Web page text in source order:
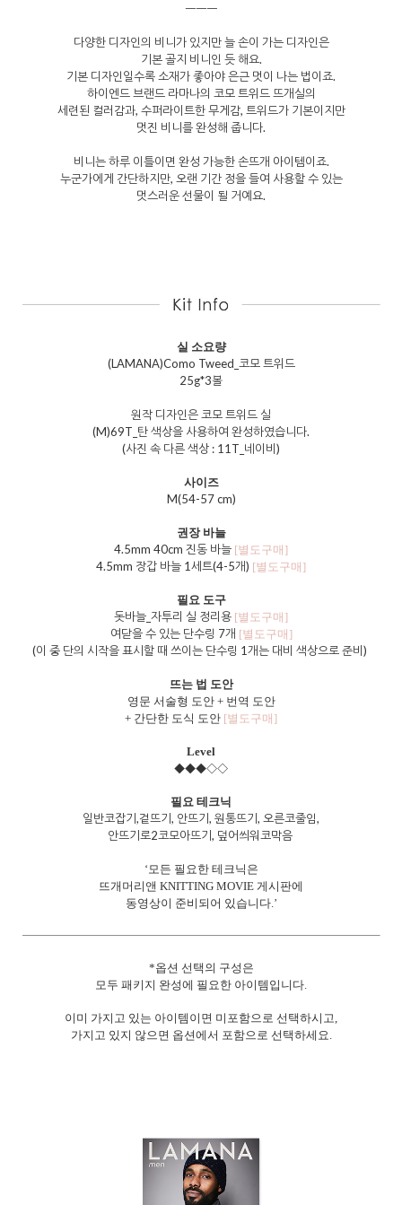
ㅡㅡㅡ
다양한 디자인의 비니가 있지만 늘 손이 가는 디자인은
기본 골지 비니인 듯 해요.
기본 디자인일수록 소재가 좋아야 은근 멋이 나는 법이죠.
하이엔드 브랜드 라마나의 코모 트위드 뜨개실의
세련된 컬러감과, 수퍼라이트한 무게감, 트위드가 기본이지만
멋진 비니를 완성해 줍니다.
비니는 하루 이틀이면 완성 가능한 손뜨개 아이템이죠.
누군가에게 간단하지만, 오랜 기간 정을 들여 사용할 수 있는
멋스러운 선물이 될 거예요.
실 소요량
(LAMANA)Como Tweed_코모 트위드
25g*3볼
원작 디자인은 코모 트위드 실
(M)69T_탄 색상을 사용하여 완성하였습니다.
(사진 속 다른 색상 : 11T_네이비)
사이즈
M(54-57 cm)
권장 바늘
4.5mm 40cm 진동 바늘 [별도구매]
4.5mm 장갑 바늘 1세트(4-5개) [별도구매]
필요 도구
돗바늘_자투리 실 정리용 [별도구매]
여닫을 수 있는 단수링 7개 [별도구매]
(이 중 단의 시작을 표시할 때 쓰이는 단수링 1개는 대비 색상으로 준비)
뜨는 법 도안
영문 서술형 도안 + 번역 도안
+ 간단한 도식 도안 [별도구매]
Level
◆◆◆◇◇
필요 테크닉
일반코잡기,겉뜨기, 안뜨기, 원통뜨기, 오른코줄임,
안뜨기로2코모아뜨기, 덮어씌워코막음
‘모든 필요한 테크닉은
뜨개머리앤 KNITTING MOVIE 게시판에
동영상이 준비되어 있습니다.’
*옵션 선택의 구성은
모두 패키지 완성에 필요한 아이템입니다.
이미 가지고 있는 아이템이면 미포함으로 선택하시고,
가지고 있지 않으면 옵션에서 포함으로 선택하세요.